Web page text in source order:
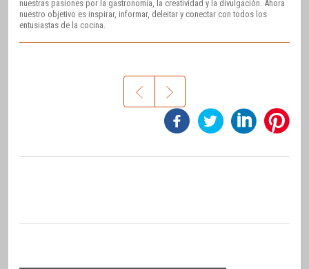
nuestras pasiones por la gastronomía, la creatividad y la divulgación. Ahora
nuestro objetivo es inspirar, informar, deleitar y conectar con todos los
entusiastas de la cocina.